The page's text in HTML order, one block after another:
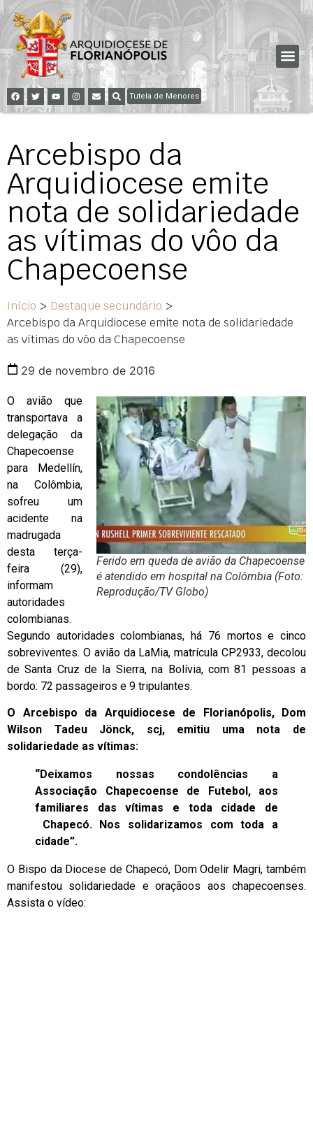
Tutela de Menores
Arcebispo da
Arquidiocese emite
nota de solidariedade
as vítimas do vôo da
Chapecoense
Início > Destaque secundário >
Arcebispo da Arquidiocese emite nota de solidariedade
as vítimas do vôo da Chapecoense
29 de novembro de 2016
Ferido em queda de avião da Chapecoense
é atendido em hospital na Colômbia (Foto:
Reprodução/TV Globo)
O avião que
transportava a
delegação da
Chapecoense
para Medellín,
na Colômbia,
sofreu um
acidente na
madrugada
desta terça-
feira (29),
informam
autoridades
colombianas.
Segundo autoridades colombianas, há 76 mortos e cinco
sobreviventes. O avião da LaMia, matrícula CP2933, decolou
de Santa Cruz de la Sierra, na Bolívia, com 81 pessoas a
bordo: 72 passageiros e 9 tripulantes.
O Arcebispo da Arquidiocese de Florianópolis, Dom
Wilson Tadeu Jönck, scj, emitiu uma nota de
solidariedade as vítimas:
“Deixamos nossas condolências a
Associação Chapecoense de Futebol, aos
familiares das vítimas e toda cidade de
Chapecó. Nos solidarizamos com toda a
cidade”.
O Bispo da Diocese de Chapecó, Dom Odelir Magri, também
manifestou solidariedade e oraçãoos aos chapecoenses.
Assista o vídeo: